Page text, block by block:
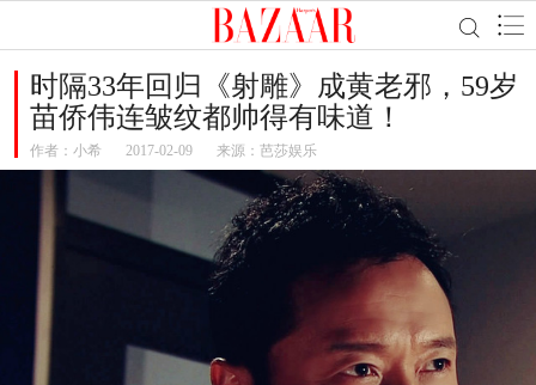
时隔33年回归《射雕》成黄老邪，59岁
苗侨伟连皱纹都帅得有味道！
作者： 小希 2017-02-09 来源：芭莎娱乐